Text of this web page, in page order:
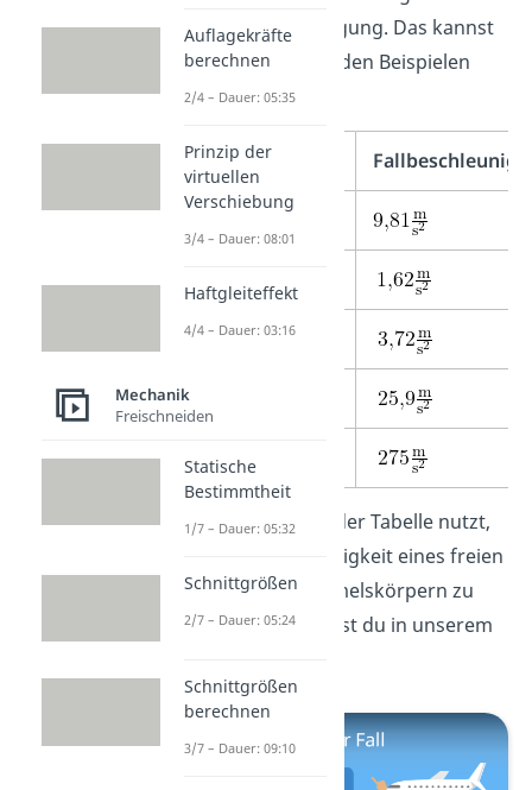
die Fallbeschleunigung. Das kannst
du auch an folgenden Beispielen
erkennen:
Himmelskörper
Mars
Sonne
Wie du die Werte der Tabelle nutzt,
um die Geschwindigkeit eines freien
Falls auf den Himmelskörpern zu
berechnen, erfährst du in unserem
Auflagekräfte
berechnen
2/4 – Dauer: 05:35
Prinzip der
virtuellen
Verschiebung
3/4 – Dauer: 08:01
Haftgleiteffekt
4/4 – Dauer: 03:16
Mechanik
Freischneiden
Statische
Bestimmtheit
1/7 – Dauer: 05:32
Schnittgrößen
2/7 – Dauer: 05:24
Schnittgrößen
berechnen
3/7 – Dauer: 09:10